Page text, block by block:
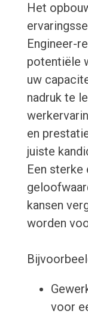
Het
Engineer-
potentiële
uw
nadruk te
en
juiste
Een sterke
kansen
worden
voor